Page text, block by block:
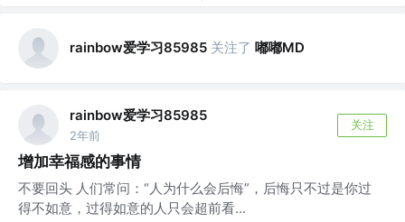
rainbow爱学习85985 关注了 嘟嘟MD
rainbow爱学习85985
2年前
关注
增加幸福感的事情
不要回头 人们常问：“人为什么会后悔”，后悔只不过是你过
得不如意，过得如意的人只会超前看...